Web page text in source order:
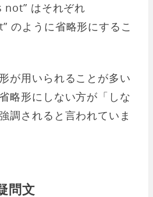
not” はそれぞれ
のように省略形にするこ
が用いられることが多い
略形にしない方が「しな
調されると言われていま
問文